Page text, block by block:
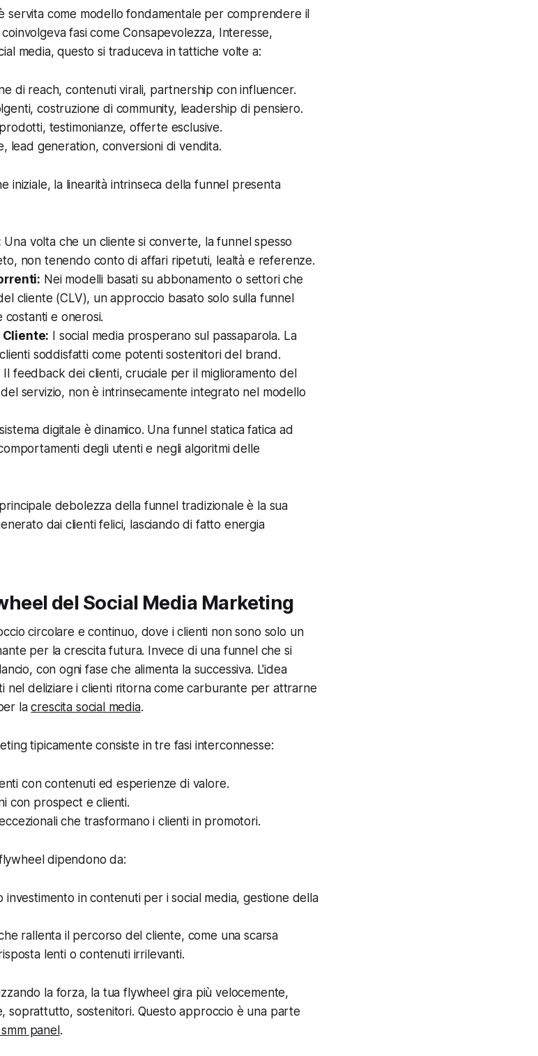
servita come modello fondamentale per comprendere il
fasi come Consapevolezza, Interesse,
media, questo si traduceva in tattiche volte a:
di reach, contenuti virali, partnership con influencer.
costruzione di community, leadership di pensiero.
testimonianze, offerte esclusive.
lead generation, conversioni di vendita.
iniziale, la linearità intrinseca della funnel presenta
Una volta che un cliente si converte, la funnel spesso
non tenendo conto di affari ripetuti, lealtà e referenze.
Nei modelli basati su abbonamento o settori che
cliente (CLV), un approccio basato solo sulla funnel
costanti e onerosi.
I social media prosperano sul passaparola. La
soddisfatti come potenti sostenitori del brand.
Il feedback dei clienti, cruciale per il miglioramento del
servizio, non è intrinsecamente integrato nel modello
digitale è dinamico. Una funnel statica fatica ad
degli utenti e negli algoritmi delle
debolezza della funnel tradizionale è la sua
dai clienti felici, lasciando di fatto energia
del Social Media Marketing
circolare e continuo, dove i clienti non sono solo un
per la crescita futura. Invece di una funnel che si
con ogni fase che alimenta la successiva. L'idea
nel deliziare i clienti ritorna come carburante per attrarne
lacrescita social media.
tipicamente consiste in tre fasi interconnesse:
con contenuti ed esperienze di valore.
con prospect e clienti.
che trasformano i clienti in promotori.
dipendono da:
investimento in contenuti per i social media, gestione della
rallenta il percorso del cliente, come una scarsa
lenti o contenuti irrilevanti.
la forza, la tua flywheel gira più velocemente,
soprattutto, sostenitori. Questo approccio è una parte
panel .